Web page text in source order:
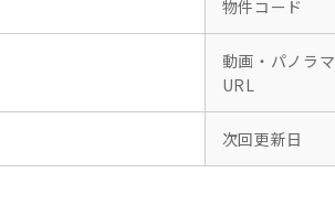
物件コード
動画・パノラマ
URL
次回更新日